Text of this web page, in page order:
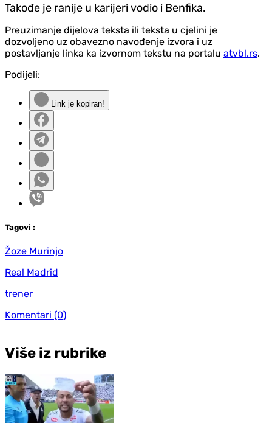
Takođe je ranije u karijeri vodio i Benfika.
Preuzimanje dijelova teksta ili teksta u cjelini je
dozvoljeno uz obavezno navođenje izvora i uz
postavljanje linka ka izvornom tekstu na portalu atvbl.rs.
Podijeli:
Link je kopiran!
Tagovi :
Žoze Murinjo
Real Madrid
trener
Komentari (0)
Više iz rubrike